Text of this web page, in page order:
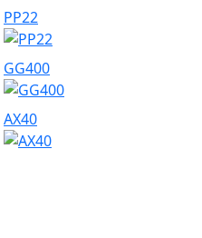
PP22
GG400
AX40